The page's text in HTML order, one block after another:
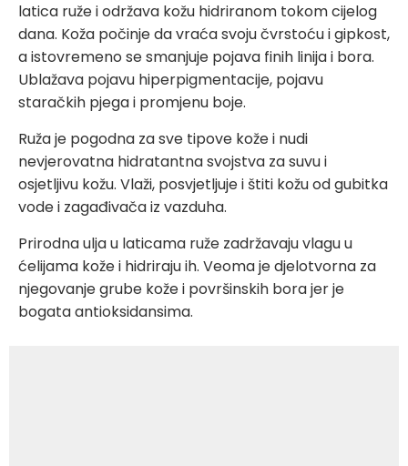
latica ruže i održava kožu hidriranom tokom cijelog
dana. Koža počinje da vraća svoju čvrstoću i gipkost,
a istovremeno se smanjuje pojava finih linija i bora.
Ublažava pojavu hiperpigmentacije, pojavu
staračkih pjega i promjenu boje.
Ruža je pogodna za sve tipove kože i nudi
nevjerovatna hidratantna svojstva za suvu i
osjetljivu kožu. Vlaži, posvjetljuje i štiti kožu od gubitka
vode i zagađivača iz vazduha.
Prirodna ulja u laticama ruže zadržavaju vlagu u
ćelijama kože i hidriraju ih. Veoma je djelotvorna za
njegovanje grube kože i površinskih bora jer je
bogata antioksidansima.